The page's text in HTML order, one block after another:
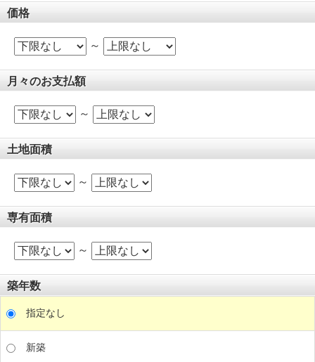
価格
～
月々のお支払額
～
土地面積
～
専有面積
～
築年数
指定なし
新築